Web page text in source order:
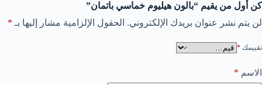
كن أول من يقيم “بالون هيليوم خماسي باتمان”
لن يتم نشر عنوان بريدك الإلكتروني. الحقول الإلزامية مشار إليها بـ *
تقييمك *
الاسم *